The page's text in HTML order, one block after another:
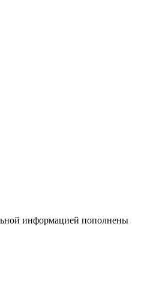
информацией пополнены